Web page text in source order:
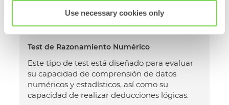
Use necessary cookies only
Ver Ejemplos de Preguntas
Test de Razonamiento Numérico
Este tipo de test está diseñado para evaluar
su capacidad de comprensión de datos
numéricos y estadísticos, así como su
capacidad de realizar deducciones lógicas.